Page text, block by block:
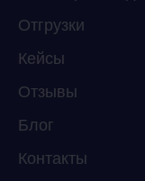
Отгрузки
Кейсы
Отзывы
Блог
Контакты
Мессенджеры
Свяжитесь с